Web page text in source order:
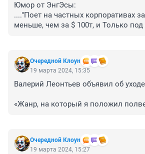
Юмор от ЭнгЭсы:
...."Поет на частных корпоративах
меньше, чем за $ 100т, и Только
Очередной Клоун
19 марта 2024, 15:35
Валерий Леонтьев объявил об
«Жанр, на который я положил
в Москве в Кремле, в Питере в
без выколачивания денег из
турах», — заявил певец.
Очередной Клоун
19 марта 2024, 15:27